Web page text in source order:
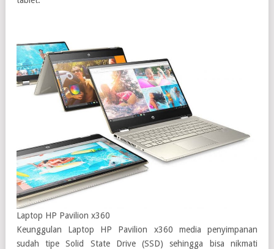
Laptop HP Pavilion x360
Keunggulan Laptop HP Pavilion x360 media penyimpanan
sudah tipe Solid State Drive (SSD) sehingga bisa nikmati